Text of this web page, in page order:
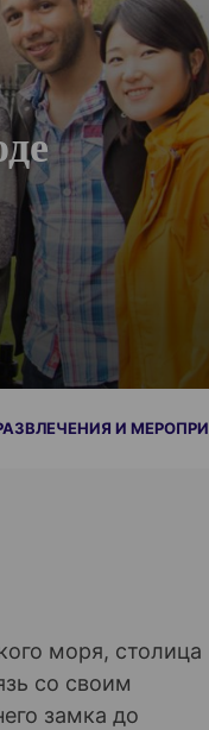
И
моря, столица
со своим
замка до